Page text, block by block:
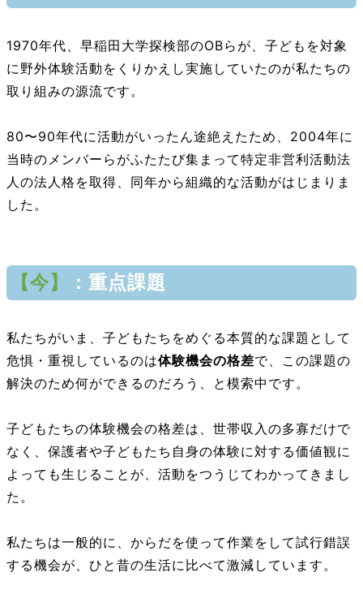
1970年代、早稲田大学探検部のOBらが、子どもを対象
に野外体験活動をくりかえし実施していたのが私たちの
取り組みの源流です。
80〜90年代に活動がいったん途絶えたため、2004年に
当時のメンバーらがふたたび集まって特定非営利活動法
人の法人格を取得、同年から組織的な活動がはじまりま
した。
【今】 ：重点課題
私たちがいま、子どもたちをめぐる本質的な課題として
危惧・重視しているのは体験機会の格差で、この課題の
解決のため何ができるのだろう、と模索中です。
子どもたちの体験機会の格差は、世帯収入の多寡だけで
なく、保護者や子どもたち自身の体験に対する価値観に
よっても生じることが、活動をつうじてわかってきまし
た。
私たちは一般的に、からだを使って作業をして試行錯誤
する機会が、ひと昔の生活に比べて激減しています。